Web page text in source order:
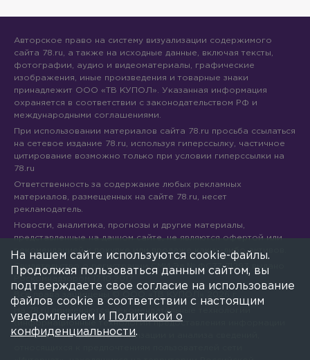
Авторское право на систему визуализации содержимого
сайта 78.ru, а также на исходные данные, включая тексты,
фотографии, аудио и видеоматериалы, графические
изображения, иные произведения и товарные знаки
принадлежит ООО «ТВ КУПОЛ». Указанная информация
охраняется в соответствии с законодательством РФ и
международными соглашениями.
При использовании материалов сайта 78.ru просьба ссылаться
на сетевое издание 78.ru, используя гиперссылку, частичное
цитирование возможно только при условии гиперссылки на
78.ru
Ответственность за содержание любых рекламных
материалов, размещенных на сайте 78.ru, несет
рекламодатель.
Новости, аналитика, прогнозы и другие материалы,
представленные на данном сайте, не являются офертой или
рекомендацией к покупке или продаже каких-либо активов.
Свидетельство о регистрации СМИ Эл № ФС77-71293 выдано
Все права защищены © ООО «ТВ КУПОЛ»
На 78.ru применяются рекомендательные технологии
(информационные технологии предоставления информации
на основе сбора, систематизации и анализа сведений,
На нашем сайте используются cookie-файлы.
Продолжая пользоваться данным сайтом, вы
подтверждаете свое согласие на использование
файлов cookie в соответствии с настоящим
уведомлением и
Политикой о
конфиденциальности.